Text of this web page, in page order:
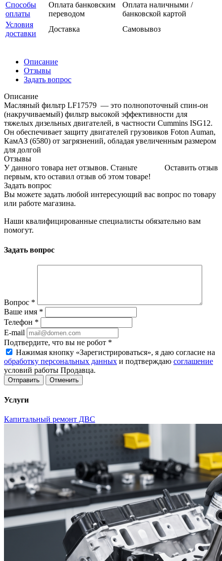
Способы
оплаты
Оплата банковским
переводом
Оплата наличными /
банковской картой
Условия
доставки
Доставка Самовывоз
Описание
Отзывы
Задать вопрос
Описание
Масляный фильтр LF17579 — это полнопоточный спин-он
(накручиваемый) фильтр высокой эффективности для
тяжелых дизельных двигателей, в частности Cummins ISG12.
Он обеспечивает защиту двигателей грузовиков Foton Auman,
КамАЗ (6580) от загрязнений, обладая увеличенным размером
для долгой
Отзывы
Оставить отзыв
У данного товара нет отзывов. Станьте
первым, кто оставил отзыв об этом товаре!
Задать вопрос
Вы можете задать любой интересующий вас вопрос по товару
или работе магазина.
Наши квалифицированные специалисты обязательно вам
помогут.
Задать вопрос
Вопрос *
Ваше имя *
Телефон *
E-mail
Подтвердите, что вы не робот *
Нажимая кнопку «Зарегистрироваться», я даю согласие на
обработку персональных данных и подтверждаю соглашение
условий работы Продавца.
Отменить
Услуги
Капитальный ремонт ДВС